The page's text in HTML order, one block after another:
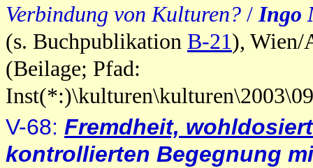
Verbindung von Kulturen? /Ingo
(s. Buchpublikation B-21), Wien/
(Beilage; Pfad:
V-68: Fremdheit, wohldosiert
kontrollierten Begegnung